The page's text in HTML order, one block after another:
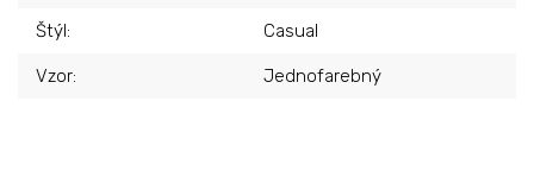
Štýl: Casual
Vzor: Jednofarebný